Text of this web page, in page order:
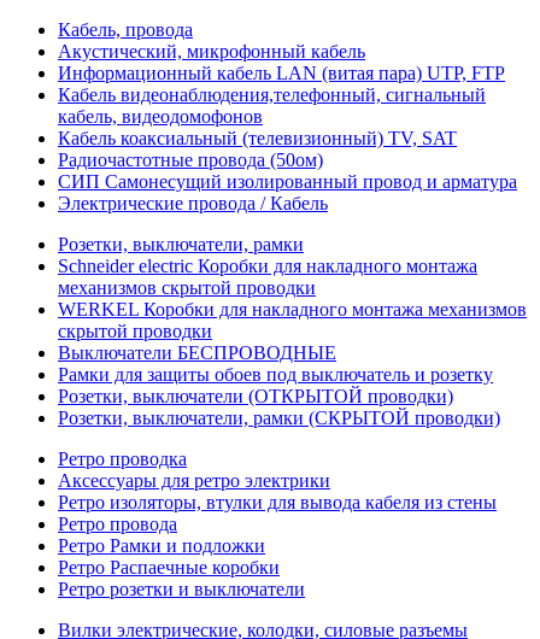
Кабель, провода
Акустический, микрофонный кабель
Информационный кабель LAN (витая пара) UTP, FTP
Кабель видеонаблюдения,телефонный, сигнальный
кабель, видеодомофонов
Кабель коаксиальный (телевизионный) TV, SAT
Радиочастотные провода (50ом)
СИП Самонесущий изолированный провод и арматура
Электрические провода / Кабель
Розетки, выключатели, рамки
Schneider electric Коробки для накладного монтажа
механизмов скрытой проводки
WERKEL Коробки для накладного монтажа механизмов
скрытой проводки
Выключатели БЕСПРОВОДНЫЕ
Рамки для защиты обоев под выключатель и розетку
Розетки, выключатели (ОТКРЫТОЙ проводки)
Розетки, выключатели, рамки (СКРЫТОЙ проводки)
Ретро проводка
Аксессуары для ретро электрики
Ретро изоляторы, втулки для вывода кабеля из стены
Ретро провода
Ретро Рамки и подложки
Ретро Распаечные коробки
Ретро розетки и выключатели
Вилки электрические, колодки, силовые разъемы